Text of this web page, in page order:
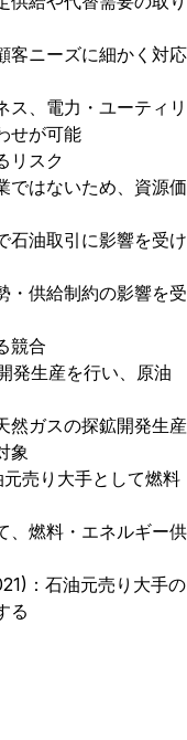
客ニーズに細かく対応
ス、電力・ユーティリ
せが可能
リスク
ではないため、資源価
石油取引に影響を受け
・供給制約の影響を受
競合
発生産を行い、原油
然ガスの探鉱開発生産
象
売り大手として燃料
、燃料・エネルギー供
：石油元売り大手の
る